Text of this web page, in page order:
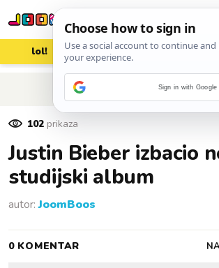
lol! aww vrh!
POVRATAK NA
102 prikaza
Justin Bieber izbacio
studijski album
autor:JoomBoos
0 KOMENTAR
Sign in with Google